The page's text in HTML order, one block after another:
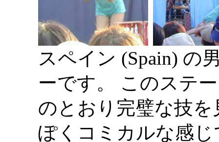
スペイン (Spain) の
ーです。 このステ
のとおり完璧な技
ぽくコミカルな感